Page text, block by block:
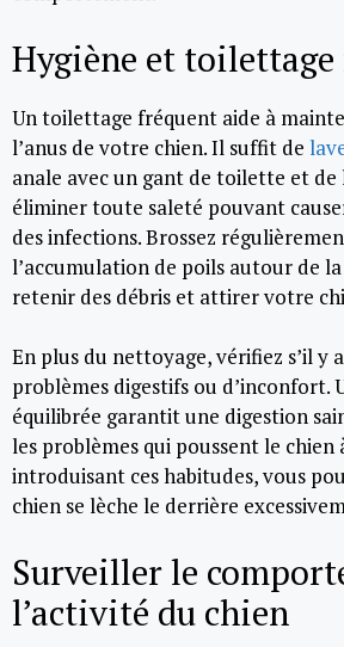
Hygiène et
Un toilettage fréquent aide à
l’anus de votre chien. Il suffit de
anale avec un gant de toilette et de
éliminer toute saleté pouvant
des infections. Brossez
l’accumulation de poils autour de
retenir des débris et attirer votre
En plus du nettoyage, vérifiez s’il y
problèmes digestifs ou d’inconfort.
équilibrée garantit une digestion
les problèmes qui poussent le chien
introduisant ces habitudes, vous
chien se lèche le derrière
Surveiller le
l’activité du chien